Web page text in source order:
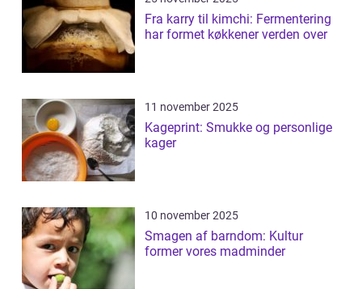
Fra karry til kimchi: Fermentering
har formet køkkener verden over
11 november 2025
Kageprint: Smukke og personlige
kager
10 november 2025
Smagen af barndom: Kultur
former vores madminder